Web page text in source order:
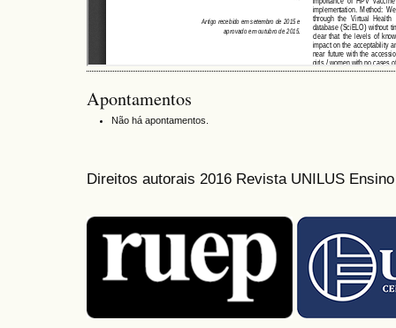
Apontamentos
Não há apontamentos.
Direitos autorais 2016 Revista UNILUS